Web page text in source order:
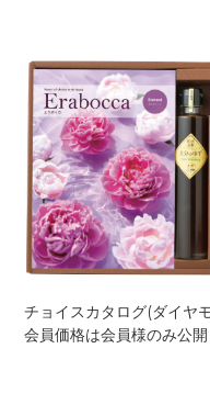
チョイスカタログ(ダイヤ
会員価格は会員様のみ公開